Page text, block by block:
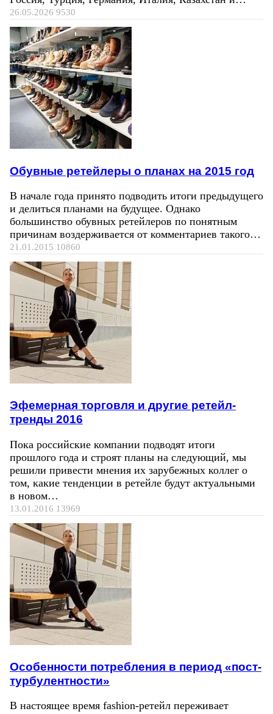
26.05.2026 9530
Обувные ретейлеры о планах на 2015 год
В начале года принято подводить итоги предыдущего
и делиться планами на будущее. Однако
большинство обувных ретейлеров по понятным
причинам воздерживается от комментариев такого…
21.01.2015 10860
Эфемерная торговля и другие ретейл-
тренды 2016
Пока российские компании подводят итоги
прошлого года и строят планы на следующий, мы
решили привести мнения их зарубежных коллег о
том, какие тенденции в ретейле будут актуальными
в новом…
13.01.2016 13969
Особенности потребления в период «пост-
турбулентности»
В настоящее время fashion-ретейл переживает